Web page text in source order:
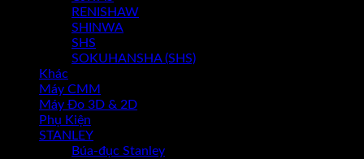
RENISHAW
SHINWA
SHS
SOKUHANSHA (SHS)
Khác
Máy CMM
Máy Đo 3D & 2D
Phụ Kiện
STANLEY
Búa-đục Stanley